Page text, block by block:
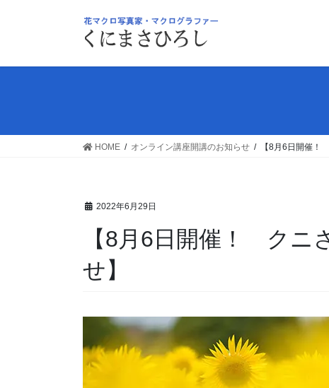
HOME オンライン講座開講のお知らせ 【8月6日開催！
2022年6月29日
【8月6日開催！ クニ
せ】